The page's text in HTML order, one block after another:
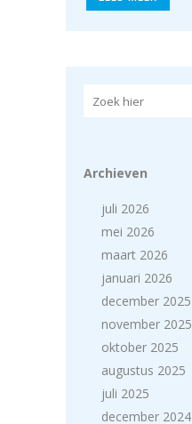
Archieven
juli 2026
mei 2026
maart 2026
januari 2026
december 2025
november 2025
oktober 2025
augustus 2025
juli 2025
december 2024